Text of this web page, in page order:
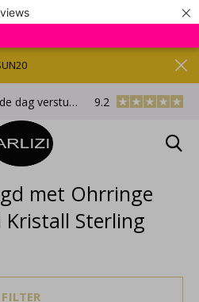
×
dag verstuurd Gratis
9.2
met Ohrringe
Kristall Sterling
FILTER